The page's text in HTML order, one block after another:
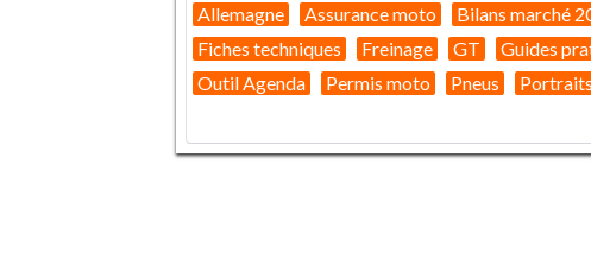
Allemagne Assurance moto Bilans marché
Fiches techniques
Freinage GT Guides
Outil Agenda
Permis moto Pneus Portraits